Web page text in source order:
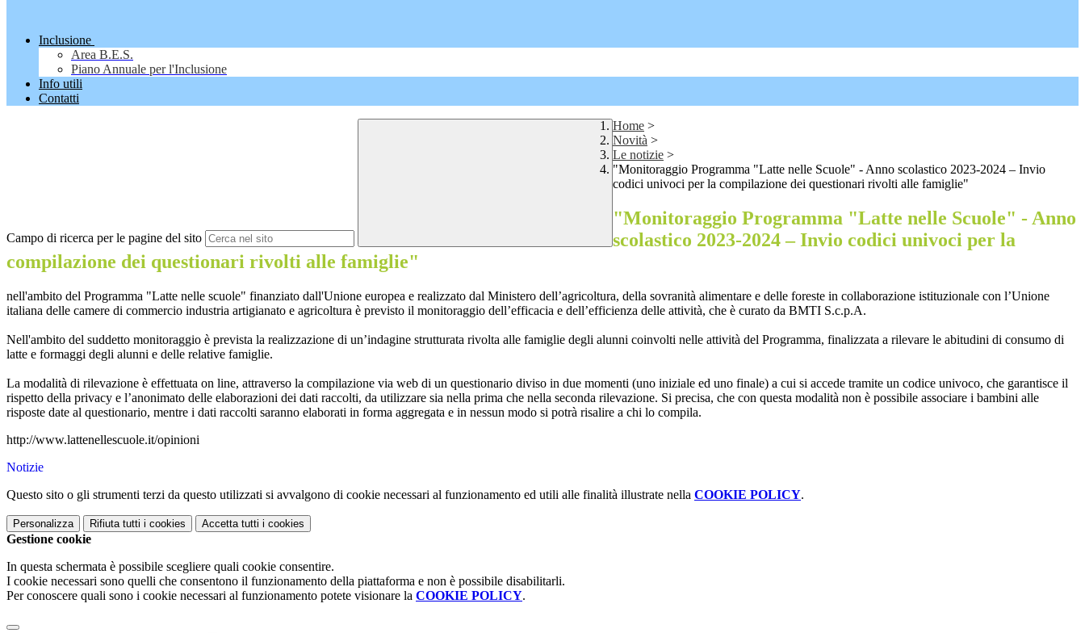
Inclusione
Area B.E.S.
Piano Annuale per l'Inclusione
Info utili
Contatti
Campo di ricerca per le pagine del sito
Home >
Novità >
Le notizie >
"Monitoraggio Programma "Latte nelle Scuole" - Anno scolastico 2023-2024 – Invio
codici univoci per la compilazione dei questionari rivolti alle famiglie"
"Monitoraggio Programma "Latte nelle Scuole" - Anno
scolastico 2023-2024 – Invio codici univoci per la
compilazione dei questionari rivolti alle famiglie"
nell'ambito del Programma "Latte nelle scuole" finanziato dall'Unione europea e realizzato dal Ministero dell’agricoltura, della sovranità alimentare e delle foreste in collaborazione istituzionale con l’Unione
italiana delle camere di commercio industria artigianato e agricoltura è previsto il monitoraggio dell’efficacia e dell’efficienza delle attività, che è curato da BMTI S.c.p.A.
Nell'ambito del suddetto monitoraggio è prevista la realizzazione di un’indagine strutturata rivolta alle famiglie degli alunni coinvolti nelle attività del Programma, finalizzata a rilevare le abitudini di consumo di
latte e formaggi degli alunni e delle relative famiglie.
La modalità di rilevazione è effettuata on line, attraverso la compilazione via web di un questionario diviso in due momenti (uno iniziale ed uno finale) a cui si accede tramite un codice univoco, che garantisce il
rispetto della privacy e l’anonimato delle elaborazioni dei dati raccolti, da utilizzare sia nella prima che nella seconda rilevazione. Si precisa, che con questa modalità non è possibile associare i bambini alle
risposte date al questionario, mentre i dati raccolti saranno elaborati in forma aggregata e in nessun modo si potrà risalire a chi lo compila.
http://www.lattenellescuole.it/opinioni
Notizie
Questo sito o gli strumenti terzi da questo utilizzati si avvalgono di cookie necessari al funzionamento ed utili alle finalità illustrate nella COOKIE POLICY.
Personalizza Rifiuta tutti i cookies Accetta tutti i cookies
Gestione cookie
In questa schermata è possibile scegliere quali cookie consentire.
I cookie necessari sono quelli che consentono il funzionamento della piattaforma e non è possibile disabilitarli.
Per conoscere quali sono i cookie necessari al funzionamento potete visionare la COOKIE POLICY.